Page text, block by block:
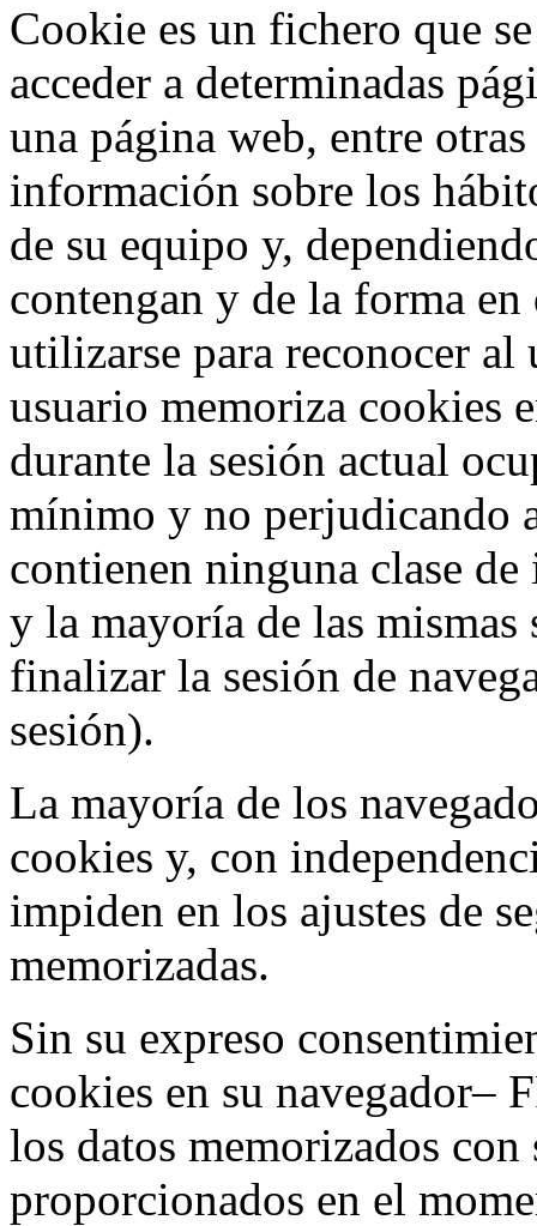
Cookie es un fichero que
acceder a determinadas
una página web, entre
información sobre los
de su equipo y,
contengan y de la forma
utilizarse para reconocer
usuario memoriza cookies
durante la sesión actual
mínimo y no perjudicando
contienen ninguna clase
y la mayoría de las
finalizar la sesión de
sesión).
La mayoría de los
cookies y, con
impiden en los ajustes de
memorizadas.
Sin su expreso
cookies en su navegador–
los datos memorizados con
proporcionados en el